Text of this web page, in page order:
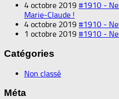
4 octobre 2019 #1910 -
Marie-Claude !
4 octobre 2019 #1910 -
1 octobre 2019 #1910 -
Catégories
Non classé
Méta